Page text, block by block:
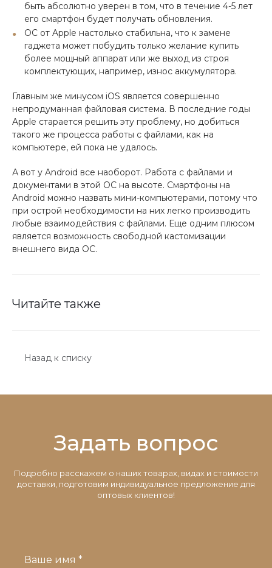
быть абсолютно уверен в том, что в течение 4-5 лет
его смартфон будет получать обновления.
ОС от Apple настолько стабильна, что к замене
гаджета может побудить только желание купить
более мощный аппарат или же выход из строя
комплектующих, например, износ аккумулятора.
Главным же минусом iOS является совершенно
непродуманная файловая система. В последние годы
Apple старается решить эту проблему, но добиться
такого же процесса работы с файлами, как на
компьютере, ей пока не удалось.
А вот у Android все наоборот. Работа с файлами и
документами в этой ОС на высоте. Смартфоны на
Android можно назвать мини-компьютерами, потому что
при острой необходимости на них легко производить
любые взаимодействия с файлами. Еще одним плюсом
является возможность свободной кастомизации
внешнего вида ОС.
Читайте также
Назад к списку
Задать вопрос
Подробно расскажем о наших товарах, видах и стоимости
доставки, подготовим индивидуальное предложение для
оптовых клиентов!
Ваше имя *